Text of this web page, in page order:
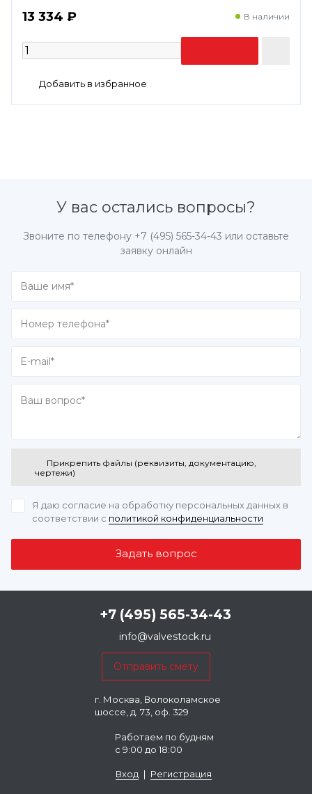
13 334 ₽ В наличии
У вас остались вопросы?
Звоните по телефону +7 (495) 565-34-43 или оставьте
заявку онлайн
Прикрепить файлы (реквизиты, документацию,
чертежи)
Я даю согласие на обработку персональных данных в
соответствии с политикой конфиденциальности
+7 (495) 565-34-43
info@valvestock.ru
г. Москва, Волоколамское
шоссе, д. 73, оф. 329
Работаем по будням
с 9:00 до 18:00
Вход | Регистрация